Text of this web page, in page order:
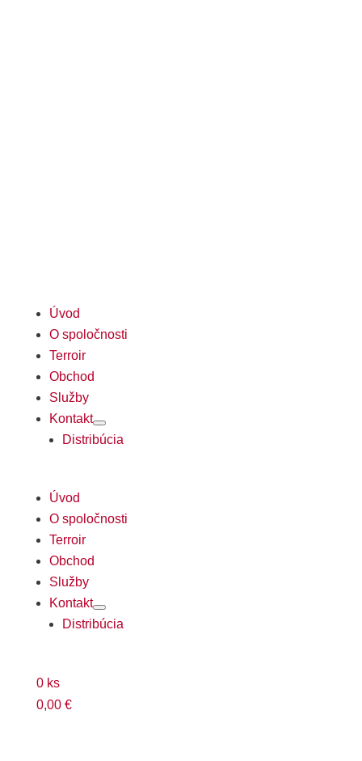
Úvod
O spoločnosti
Terroir
Obchod
Služby
Kontakt
Distribúcia
Úvod
O spoločnosti
Terroir
Obchod
Služby
Kontakt
Distribúcia
0 ks
0,00 €